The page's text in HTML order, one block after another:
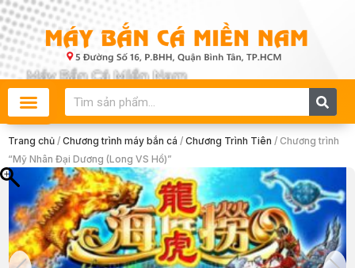
Skip
to
content
Search
Trang chủ / Chương trình máy bắn cá / Chương Trình Tiên / Chương trình
“Mỹ Nhân Đại Dương (Long VS Hổ)”